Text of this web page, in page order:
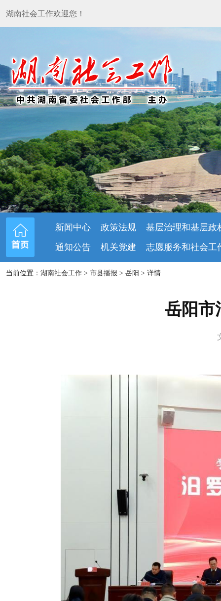
湖南社会工作欢迎您！
新闻中心 政策法规
基层治理和基层政
通知公告
机关党建 志愿服务和社会工
当前位置：湖南社会工作 >市县播报 > 岳阳 > 详情
岳阳市